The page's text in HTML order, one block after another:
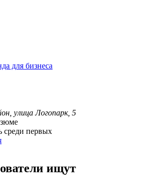
для бизнеса
улица Логопарк, 5
среди первых
ищут